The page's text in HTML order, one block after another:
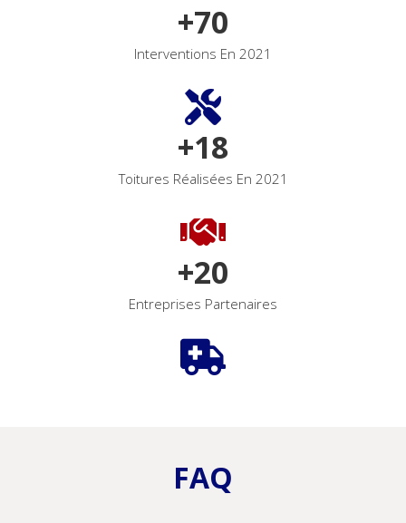
Interventions En 2021
+70
Toitures Réalisées En 2021
+18
Entreprises Partenaires
+20
FAQ